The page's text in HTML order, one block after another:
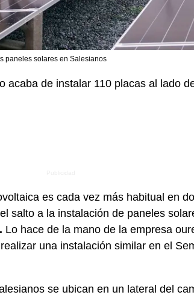
paneles solares en Salesianos
acaba de instalar 110 placas al lado
es cada vez más habitual en
salto a la instalación de paneles
Lo hace de la mano de la empresa
una instalación similar en el
se ubican en un lateral del